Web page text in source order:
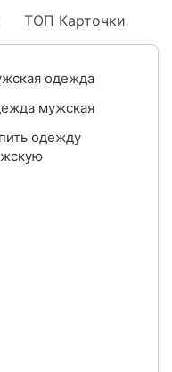
ТОП Карточки
одежда
мужская
одежду